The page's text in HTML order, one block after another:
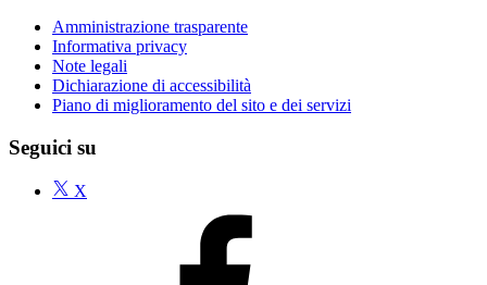
Amministrazione trasparente
Informativa privacy
Note legali
Dichiarazione di accessibilità
Piano di miglioramento del sito e dei servizi
Seguici su
X